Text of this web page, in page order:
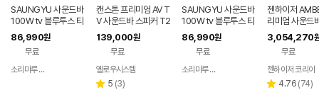
SAUNGYU 사운드바
100W tv 블루투스 티
비 스피커 홈시어터 A
RC 옵티컬 USB
86,990원
무료
소리마루 유한회사
캔스톤 프리미엄 AV T
V 사운드바 스피커 T2
00X
139,000원
무료
옐로우시스템
별 5 리
(3)
SAUNGYU 사운드바
100W tv 블루투스 티
비 거실 스피커 홈시어
터 ARC 옵티컬
86,990원
무료
소리마루 유한회사
젠하이저
리미엄 사운드
+ 서브 우퍼
3,054,270
무료
젠하이저 코리아
별 4.76 리
(74)